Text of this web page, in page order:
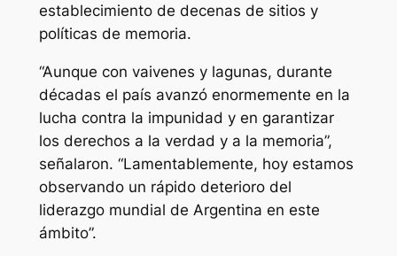
establecimiento de decenas de sitios y
políticas de memoria.
“Aunque con vaivenes y lagunas, durante
décadas el país avanzó enormemente en la
lucha contra la impunidad y en garantizar
los derechos a la verdad y a la memoria”,
señalaron. “Lamentablemente, hoy estamos
observando un rápido deterioro del
liderazgo mundial de Argentina en este
ámbito”.